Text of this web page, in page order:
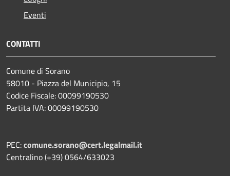
Eventi
CONTATTI
Comune di Sorano
58010 - Piazza del Municipio, 15
Codice Fiscale: 00099190530
Partita IVA: 00099190530
PEC:comune.sorano@cert.legalmail.it
Centralino (+39) 0564/633023